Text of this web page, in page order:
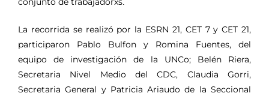
.
La recorrida se realizó por la ESRN 21, CET 7 y CET 21,
participaron Pablo Bulfon y Romina Fuentes, del
equipo de investigación de la UNCo; Belén Riera,
Secretaria Nivel Medio del CDC, Claudia Gorri,
Secretaria General y Patricia Ariaudo de la Seccional